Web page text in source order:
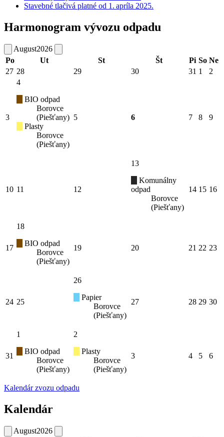
Stavebné tlačivá platné od 1. apríla 2025.
Harmonogram vývozu odpadu
August2026
Po
Ut St Št Pi So Ne
27 28 29 30 31 1 2
3
4
BIO odpad
Borovce
(Piešťany)
Plasty
Borovce
(Piešťany)
5 6 7 8 9
10 11 12
13
Komunálny
odpad
Borovce
(Piešťany)
14 15 16
17
18
BIO odpad
Borovce
(Piešťany)
19 20 21 22 23
24 25
26
Papier
Borovce
(Piešťany)
27 28 29 30
31
1
BIO odpad
Borovce
(Piešťany)
2
Plasty
Borovce
(Piešťany)
3 4 5 6
Kalendár zvozu odpadu
Kalendár
August2026